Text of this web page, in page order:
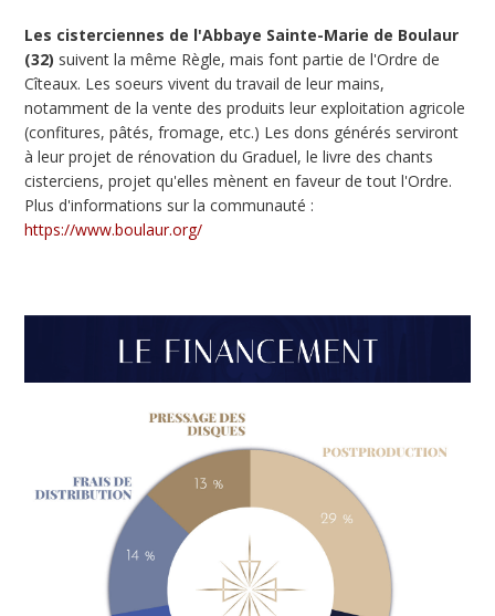
Les cisterciennes de l'Abbaye Sainte-Marie de Boulaur
(32) suivent la même Règle, mais font partie de l'Ordre de
Cîteaux. Les soeurs vivent du travail de leur mains,
notamment de la vente des produits leur exploitation agricole
(confitures, pâtés, fromage, etc.) Les dons générés serviront
à leur projet de rénovation du Graduel, le livre des chants
cisterciens, projet qu'elles mènent en faveur de tout l'Ordre.
Plus d'informations sur la communauté :
https://www.boulaur.org/